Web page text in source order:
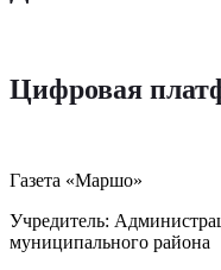
Цифровая
Газета «Маршо»
Учредитель:
муниципального района